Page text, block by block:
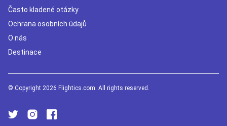
Často kladené otázky
Ochrana osobních údajů
O nás
Destinace
© Copyright 2026 Flightics.com. All rights reserved.